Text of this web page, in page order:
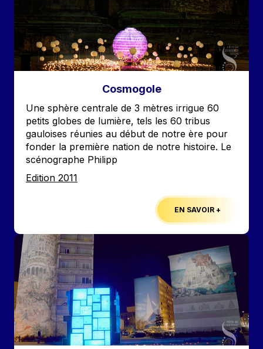
Cosmogole
Accroche
Une sphère centrale de 3 mètres irrigue 60
petits globes de lumière, tels les 60 tribus
gauloises réunies au début de notre ère pour
fonder la première nation de notre histoire. Le
scénographe Philipp
Edition
Edition 2011
EN SAVOIR +
Image